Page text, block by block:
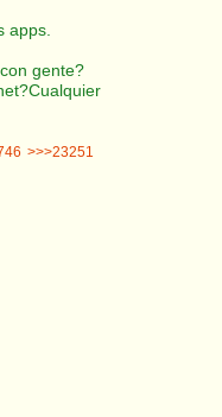
apps.
gente?
>>>23251